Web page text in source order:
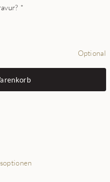
*
Optional